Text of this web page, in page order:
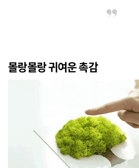
몰랑몰랑 귀여운 촉감